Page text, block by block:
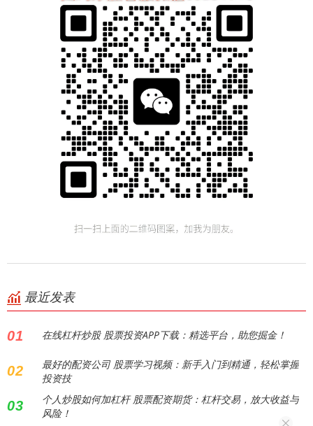
最近发表
01 在线杠杆炒股 股票投资APP下载：精选平台，助您掘金！
02
最好的配资公司 股票学习视频：新手入门到精通，轻松掌握
投资技
03
个人炒股如何加杠杆 股票配资期货：杠杆交易，放大收益与
风险！